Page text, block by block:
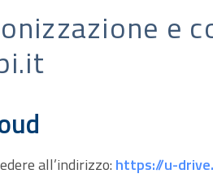
e
all’indirizzo: https://u-